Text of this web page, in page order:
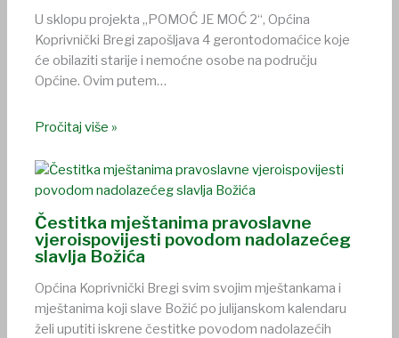
U sklopu projekta „POMOĆ JE MOĆ 2“, Općina
Koprivnički Bregi zapošljava 4 gerontodomaćice koje
će obilaziti starije i nemoćne osobe na području
Općine. Ovim putem…
Pročitaj više »
Čestitka mještanima pravoslavne
vjeroispovijesti povodom nadolazećeg
slavlja Božića
Općina Koprivnički Bregi svim svojim mještankama i
mještanima koji slave Božić po julijanskom kalendaru
želi uputiti iskrene čestitke povodom nadolazećih